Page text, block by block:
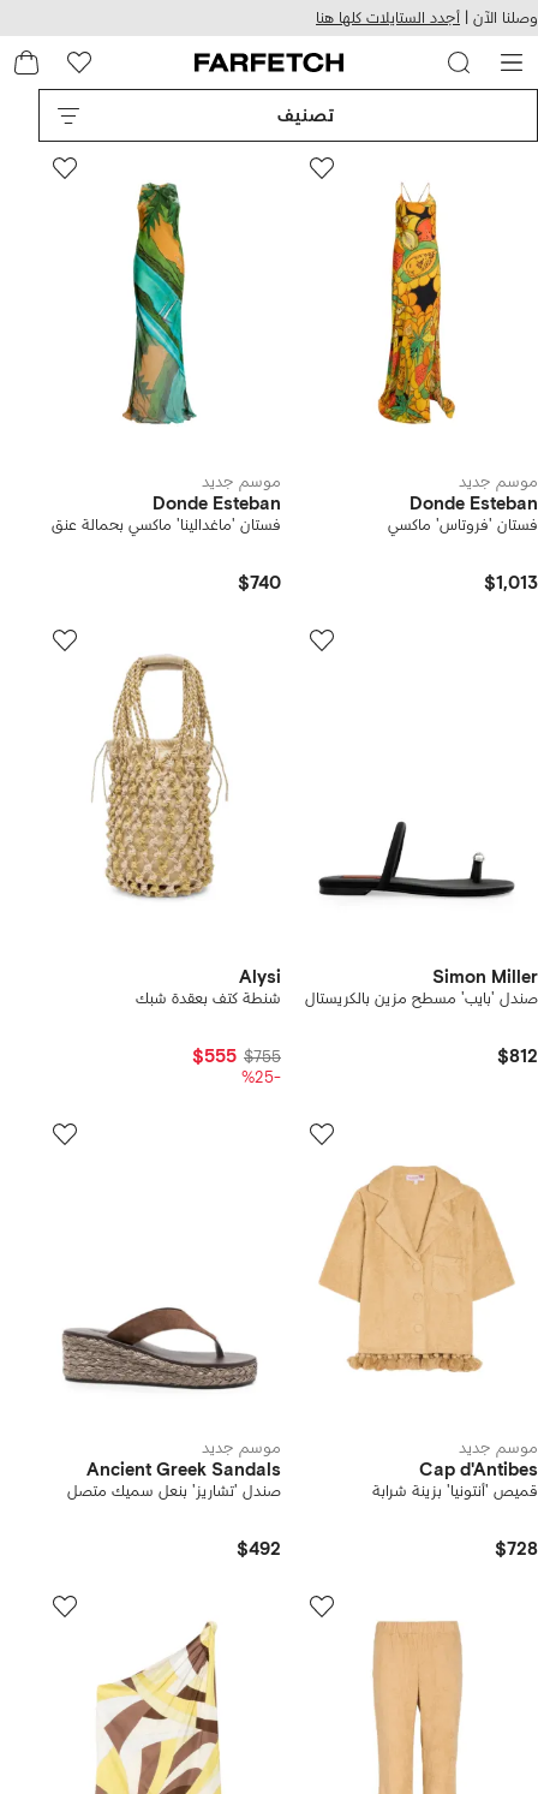
التخطي
للمحتوى
الرئيسي
وصلنا الآن | أجدد الستايلات كلها هنا
تصنيف
موسم جديد
Donde Esteban
فستان 'فروتاس' ماكسي
$1,013
موسم جديد
Donde Esteban
فستان 'ماغدالينا' ماكسي بحمالة عنق
$740
Simon Miller
صندل 'بايب' مسطح مزين بالكريستال
$812
Alysi
شنطة كتف بعقدة شبك
$755
$555
-%25
موسم جديد
Cap d'Antibes
قميص 'أنتونيا' بزينة شرابة
$728
موسم جديد
Ancient Greek Sandals
صندل 'تشاريز' بنعل سميك متصل
$492